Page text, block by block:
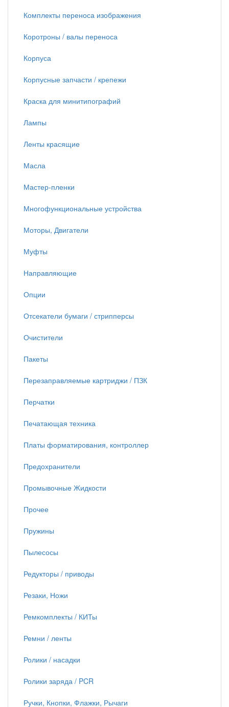
Комплекты переноса изображения
Коротроны / валы переноса
Корпуса
Корпусные запчасти / крепежи
Краска для минитипографий
Лампы
Ленты красящие
Масла
Мастер-пленки
Многофункциональные устройства
Моторы, Двигатели
Муфты
Направляющие
Опции
Отсекатели бумаги / стрипперсы
Очистители
Пакеты
Перезаправляемые картриджи / ПЗК
Перчатки
Печатающая техника
Платы форматирования, контроллер
Предохранители
Промывочные Жидкости
Прочее
Пружины
Пылесосы
Редукторы / приводы
Резаки, Ножи
Ремкомплекты / КИТы
Ремни / ленты
Ролики / насадки
Ролики заряда / PCR
Ручки, Кнопки, Флажки, Рычаги